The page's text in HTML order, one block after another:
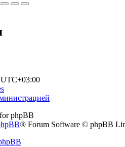
UTC+03:00
инистрацией
phpBB
® Forum Software © phpBB